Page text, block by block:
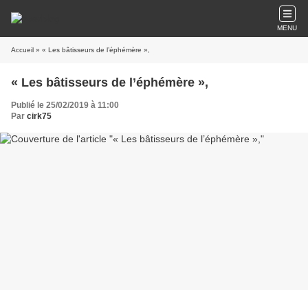
MENU
Accueil » « Les bâtisseurs de l’éphémère »,
« Les bâtisseurs de l’éphémère »,
Publié le 25/02/2019 à 11:00
Par cirk75